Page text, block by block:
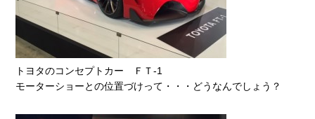
トヨタのコンセプトカー ＦＴ-1
モーターショーとの位置づけって・・・どうなんでしょう？